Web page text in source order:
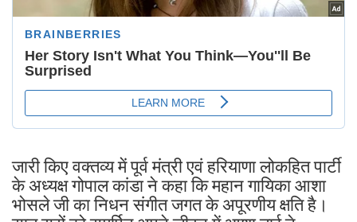
जारी किए वक्तव्य में पूर्व मंत्री एवं हरियाणा लोकहित पार्टी
के अध्यक्ष गोपाल कांडा ने कहा कि महान गायिका आशा
भोसले जी का निधन संगीत जगत के अपूरणीय क्षति है।